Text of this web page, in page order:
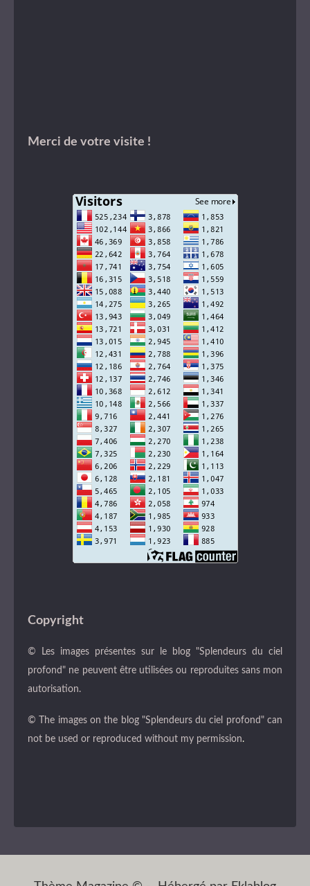
Merci de votre visite !
Copyright
© Les images présentes sur le blog "Splendeurs du ciel
profond" ne peuvent être utilisées ou reproduites sans mon
autorisation.
© The images on the blog "Splendeurs du ciel profond" can
not be used or reproduced without my permission.